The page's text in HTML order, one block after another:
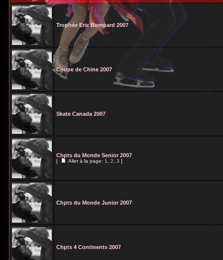
Trophée Eric Bompard 2007
Coupe de Chine 2007
Skate Canada 2007
Chpts du Monde Senior 2007
[ Aller à la page:1,2,3]
Chpts du Monde Junior 2007
Chpts 4 Continents 2007